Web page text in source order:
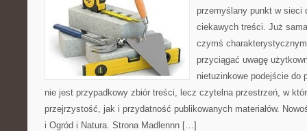
przemyślany punkt w sieci
ciekawych treści. Już
czymś
przyciągać uwagę
nietuzinkowe podejście do
nie jest przypadkowy zbiór treści, lecz czytelna przestrzeń, w
przejrzystość, jak i przydatność publikowanych materiałów.
i Ogród i Natura. Strona Madlennn […]